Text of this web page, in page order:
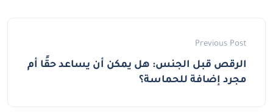
Previous Post
الرقص قبل الجنس: هل يمكن أن يساعد حقًا أم
مجرد إضافة للحماسة؟